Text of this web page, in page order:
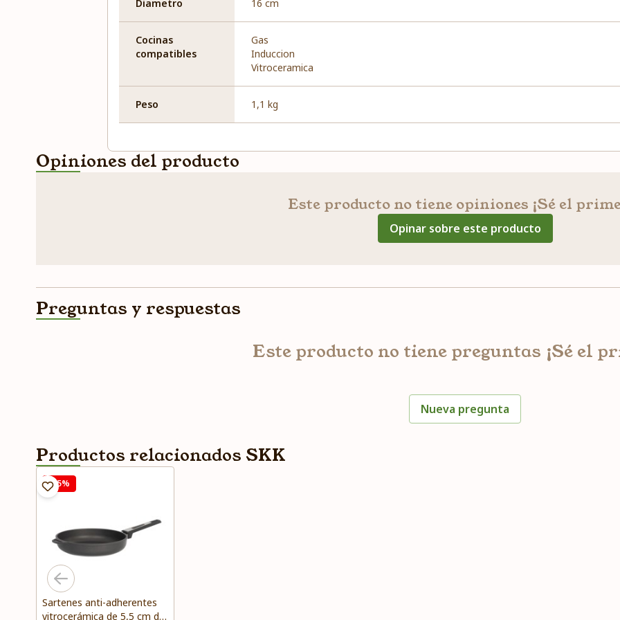
Diametro 16 cm
Cocinas
compatibles
Gas
Induccion
Vitroceramica
Peso 1,1 kg
Opiniones del producto
Este producto no tiene opiniones ¡Sé el
Opinar sobre este producto
Preguntas y respuestas
Este producto no tiene preguntas ¡Sé el
Nueva pregunta
Productos relacionados SKK
-15%
Sartenes anti-adherentes
vitrocerámica de 5,5 cm de